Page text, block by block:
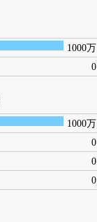
1000万
0
1000万
0
0
0